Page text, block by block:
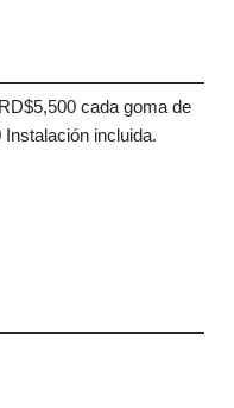
cada goma de
incluida.